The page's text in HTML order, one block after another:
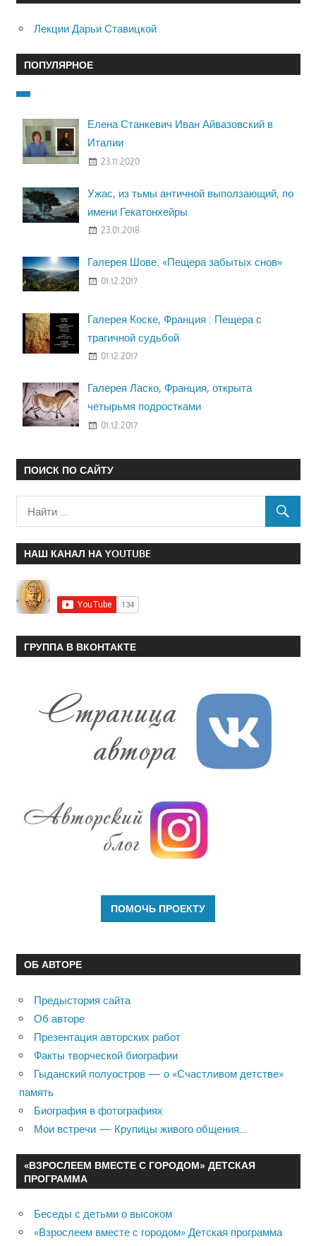
Лекции Дарьи Ставицкой
ПОПУЛЯРНОЕ
Елена Станкевич Иван Айвазовский в
Италии
23.11.2020
Ужас, из тьмы античной выползающий, по
имени Гекатонхейры
23.01.2018
Галерея Шове. «Пещера забытых снов»
01.12.2017
Галерея Коске, Франция : Пещера с
трагичной судьбой
01.12.2017
Галерея Ласко, Франция, открыта
четырьмя подростками
01.12.2017
ПОИСК ПО САЙТУ
НАШ КАНАЛ НА YOUTUBE
ГРУППА В ВКОНТАКТЕ
ОБ АВТОРЕ
Предыстория сайта
Об авторе
Презентация авторских работ
Факты творческой биографии
Гыданский полуостров — о «Счастливом детстве»
память
Биография в фотографиях
Мои встречи — Крупицы живого общения…
«ВЗРОСЛЕЕМ ВМЕСТЕ С ГОРОДОМ» ДЕТСКАЯ
ПРОГРАММА
Беседы с детьми о высоком
«Взрослеем вместе с городом» Детская программа